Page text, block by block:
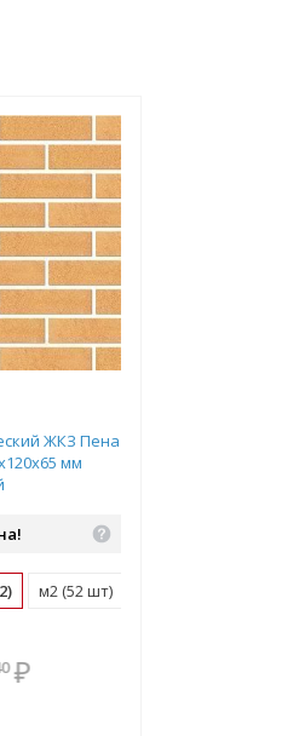
ЖКЗ Пена
мм
м2 (52 шт)
₽